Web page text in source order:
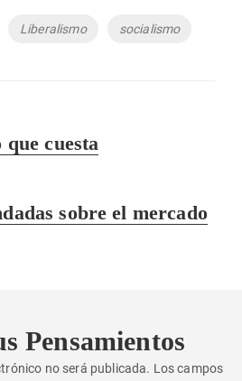
Liberalismo socialismo
cuesta
sobre el mercado
Pensamientos
no será publicada. Los campos